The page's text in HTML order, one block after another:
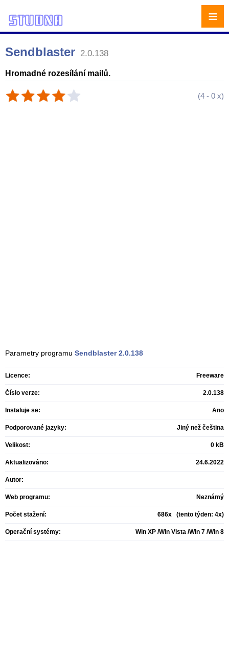
Sendblaster 2.0.138
Hromadné rozesílání mailů.
(4 - 0 x)
Parametry programu Sendblaster 2.0.138
Licence: Freeware
Číslo verze: 2.0.138
Instaluje se: Ano
Podporované jazyky: Jiný než čeština
Velikost: 0 kB
Aktualizováno: 24.6.2022
Autor:
Web programu: Neznámý
Počet stažení: 686x (tento týden: 4x)
Operační systémy: Win XP /Win Vista /Win 7 /Win 8
≡